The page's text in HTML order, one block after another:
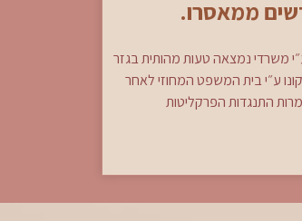
משרדי נמצאה טעות מהותית בגזר
ע״י בית המשפט המחוזי לאחר
התנגדות הפרקליטות